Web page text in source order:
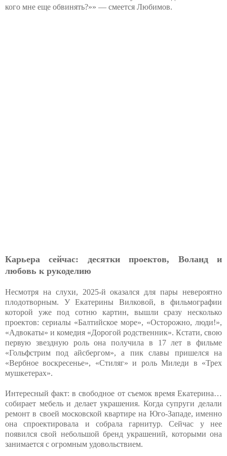
кого мне еще обвинять?»» — смеется Любимов.
Карьера сейчас: десятки проектов, Воланд и
любовь к рукоделию
Несмотря на слухи, 2025-й оказался для пары невероятно
плодотворным. У Екатерины Вилковой, в фильмографии
которой уже под сотню картин, вышли сразу несколько
проектов: сериалы «Балтийское море», «Осторожно, люди!»,
«Адвокаты» и комедия «Дорогой родственник». Кстати, свою
первую звездную роль она получила в 17 лет в фильме
«Гольфстрим под айсбергом», а пик славы пришелся на
«Вербное воскресенье», «Стиляг» и роль Миледи в «Трех
мушкетерах».
Интересный факт: в свободное от съемок время Екатерина…
собирает мебель и делает украшения. Когда супруги делали
ремонт в своей московской квартире на Юго-Западе, именно
она спроектировала и собрала гарнитур. Сейчас у нее
появился свой небольшой бренд украшений, которыми она
занимается с огромным удовольствием.